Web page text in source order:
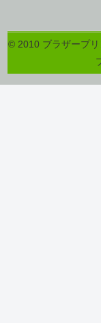
© 2010 ブラザープ